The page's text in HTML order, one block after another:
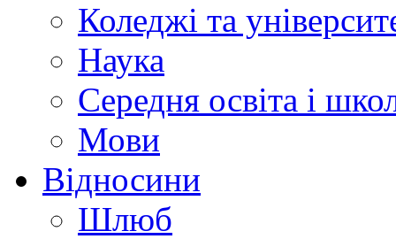
Коледжі та
Наука
Середня освіта і
Мови
Відносини
Шлюб